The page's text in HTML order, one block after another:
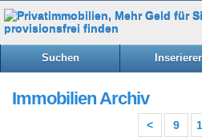
Suchen
Immobilien Archiv
< 9